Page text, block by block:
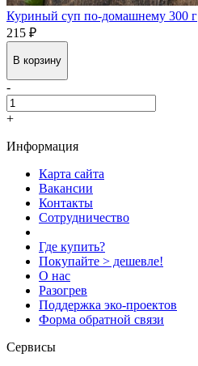
Куриный суп по-домашнему 300 г
215 ₽
В корзину
-
+
Информация
Карта сайта
Вакансии
Контакты
Сотрудничество
Где купить?
Покупайте > дешевле!
О нас
Разогрев
Поддержка эко-проектов
Форма обратной связи
Сервисы